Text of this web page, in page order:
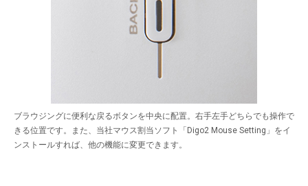
ブラウジングに便利な戻るボタンを中央に配置。右手左手どちらでも操作で
きる位置です。また、当社マウス割当ソフト「Digo2 Mouse Setting」をイ
ンストールすれば、他の機能に変更できます。